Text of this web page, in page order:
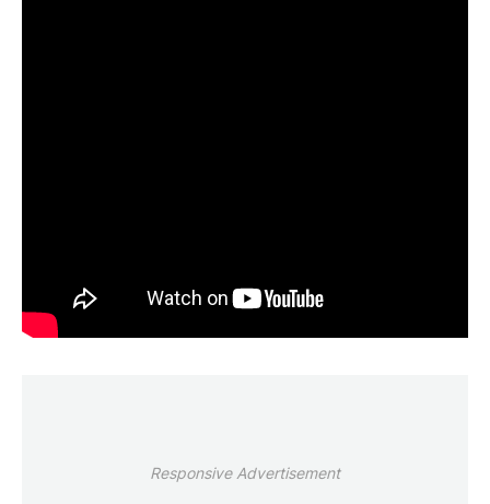
Responsive Advertisement